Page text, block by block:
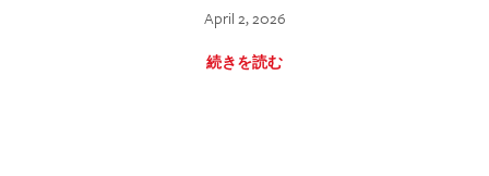
April 2, 2026
続きを読む